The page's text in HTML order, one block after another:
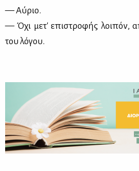
— Αύ­ριο.
— Όχι με­τ' επι­στρο­φής λοι­πόν,
του λό­γου.